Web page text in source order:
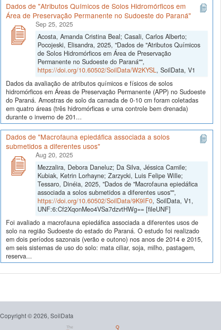
Dados de "Atributos Químicos de Solos Hidromórficos em
Área de Preservação Permanente no Sudoeste do Paraná"
Sep 25, 2025
Acosta, Amanda Cristina Beal; Casali, Carlos Alberto;
Pocojeski, Elisandra, 2025, "Dados de "Atributos Químicos
de Solos Hidromórficos em Área de Preservação
Permanente no Sudoeste do Paraná"",
https://doi.org/10.60502/SoilData/W2KYSL, SoilData, V1
Dados da avaliação de atributos químicos e físicos de solos
hidromórficos em Áreas de Preservação Permanente (APP) no Sudoeste
do Paraná. Amostras de solo da camada de 0-10 cm foram coletadas
em quatro áreas (três hidromórficas e uma controle bem drenada)
durante o inverno de 201...
Dados de "Macrofauna epiedáfica associada a solos
submetidos a diferentes usos"
Aug 20, 2025
Mezzalira, Debora Daneluz; Da Silva, Jéssica Camile;
Kubiak, Ketrin Lorhayne; Zarzycki, Luis Felipe Wille;
Tessaro, Dinéia, 2025, "Dados de "Macrofauna epiedáfica
associada a solos submetidos a diferentes usos"",
https://doi.org/10.60502/SoilData/9K9IF0, SoilData, V1,
UNF:6:Cf2XqonMeo4VSa7dzvtHWg== [fileUNF]
Foi avaliado a macrofauna epiedáfica associada a diferentes usos de
solo na região Sudoeste do estado do Paraná. O estudo foi realizado
em dois períodos sazonais (verão e outono) nos anos de 2014 e 2015,
em seis sistemas de uso do solo: mata ciliar, soja, milho, pastagem,
reserva...
Copyright © 2026, SoilData